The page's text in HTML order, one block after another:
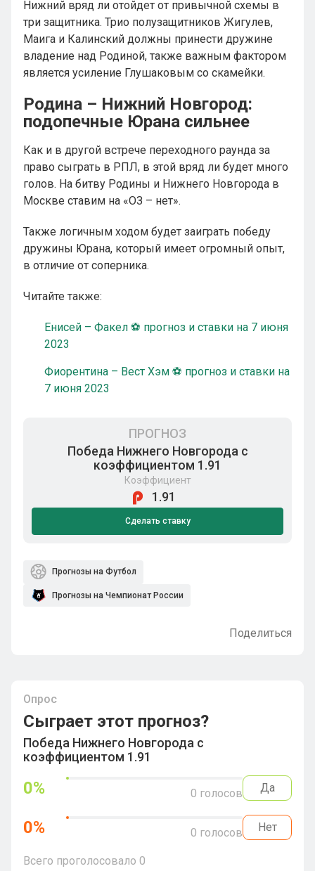
Нижний вряд ли отойдет от привычной схемы в
три защитника. Трио полузащитников Жигулев,
Маига и Калинский должны принести дружине
владение над Родиной, также важным фактором
является усиление Глушаковым со скамейки.
Родина – Нижний Новгород:
подопечные Юрана сильнее
Как и в другой встрече переходного раунда за
право сыграть в РПЛ, в этой вряд ли будет много
голов. На битву Родины и Нижнего Новгорода в
Москве ставим на «ОЗ – нет».
Также логичным ходом будет заиграть победу
дружины Юрана, который имеет огромный опыт,
в отличие от соперника.
Читайте также:
Енисей – Факел ⚽ прогноз и ставки на 7 июня
2023
Фиорентина – Вест Хэм ⚽ прогноз и ставки на
7 июня 2023
ПРОГНОЗ
Победа Нижнего Новгорода с
коэффициентом 1.91
Коэффициент
1.91
Сделать ставку
Прогнозы на Футбол
Прогнозы на Чемпионат России
Поделиться
Опрос
Сыграет этот прогноз?
Победа Нижнего Новгорода с
коэффициентом 1.91
0% 0 голосов Да
0% 0 голосов Нет
Всего проголосовало 0